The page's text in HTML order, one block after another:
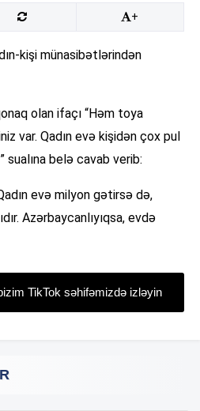
+
kişi münasibətlərindən
olan ifaçı “Həm toya
var. Qadın evə kişidən çox pul
sualına belə cavab verib:
evə milyon gətirsə də,
Azərbaycanlıyıqsa, evdə
TikTok səhifəmizdə izləyin